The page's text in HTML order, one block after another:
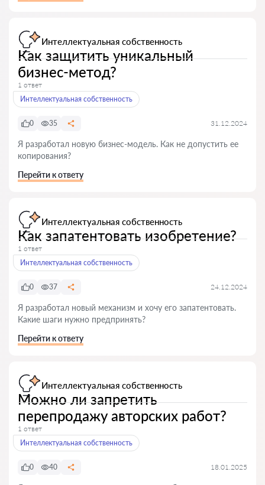
Интеллектуальная собственность
Как защитить уникальный
бизнес-метод?
1 ответ
Интеллектуальная собственность
0 35 31.12.2024
Я разработал новую бизнес-модель. Как не допустить ее
копирования?
Перейти к ответу
Интеллектуальная собственность
Как запатентовать изобретение?
1 ответ
Интеллектуальная собственность
0 37 24.12.2024
Я разработал новый механизм и хочу его запатентовать.
Какие шаги нужно предпринять?
Перейти к ответу
Интеллектуальная собственность
Можно ли запретить
перепродажу авторских работ?
1 ответ
Интеллектуальная собственность
0 40 18.01.2025